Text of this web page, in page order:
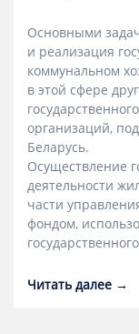
Основными
и реализация
коммунальном
в этой сфере
организаций,
Беларусь.
Осуществление
деятельности
части
фондом,
Читать далее →